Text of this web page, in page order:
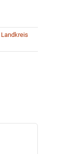
Landkreis